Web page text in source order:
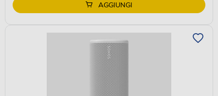
AGGIUNGI